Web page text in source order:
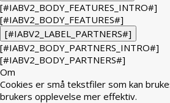
[#IABV2_BODY_FEATURES_INTRO#]
[#IABV2_BODY_FEATURES#]
[#IABV2_LABEL_PARTNERS#]
[#IABV2_BODY_PARTNERS_INTRO#]
[#IABV2_BODY_PARTNERS#]
Om
Cookies er små tekstfiler som kan
brukers opplevelse mer effektiv.